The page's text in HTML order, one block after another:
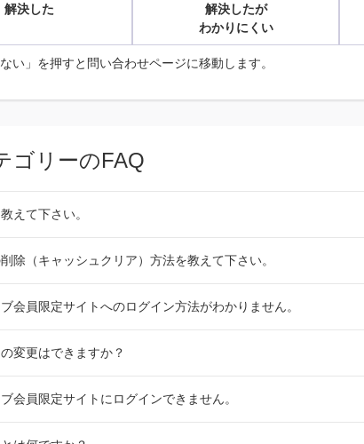
解決した
解決したが
わかりにくい
ない」を押すと問い合わせページに移動します。
ゴリーのFAQ
えて下さい。
除（キャッシュクリア）方法を教えて下さい。
会員限定サイトへのログイン方法がわかりません。
変更はできますか？
会員限定サイトにログインできません。